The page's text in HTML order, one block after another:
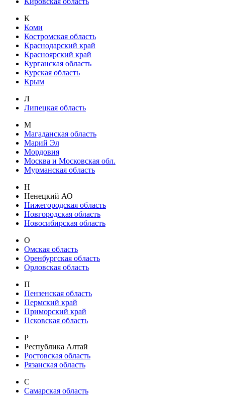
К
Коми
Костромская область
Краснодарский край
Красноярский край
Курганская область
Курская область
Крым
Л
Липецкая область
М
Магаданская область
Марий Эл
Мордовия
Москва и Московская обл.
Мурманская область
Н
Ненецкий АО
Нижегородская область
Новгородская область
Новосибирская область
О
Омская область
Оренбургская область
Орловская область
П
Пензенская область
Пермский край
Приморский край
Псковская область
Р
Республика Алтай
Ростовская область
Рязанская область
С
Самарская область